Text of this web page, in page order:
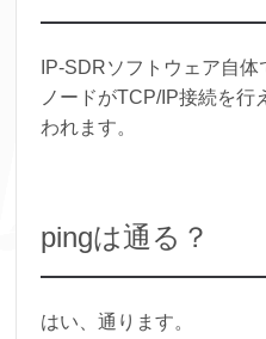
IP-SDRソフトウェア自体
ノードがTCP/IP接続を
われます。
pingは通る？
はい、通ります。